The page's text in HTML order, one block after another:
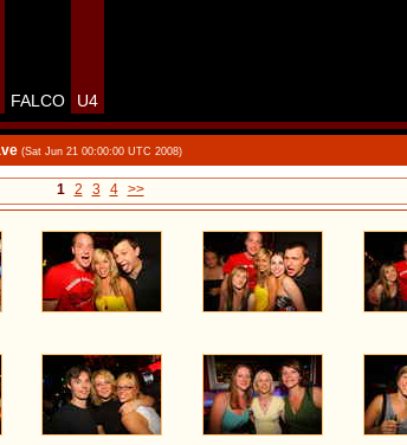
FALCO U4
(Sat Jun 21 00:00:00 UTC 2008)
1 2 3 4 >>